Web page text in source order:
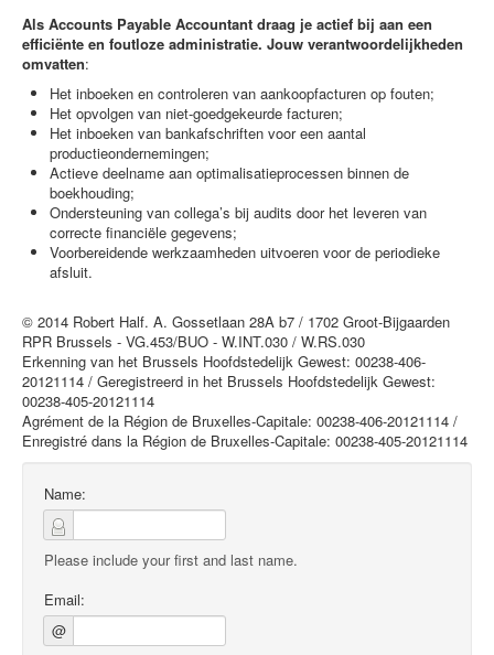
Als Accounts Payable Accountant draag je actief bij aan een
efficiënte en foutloze administratie. Jouw verantwoordelijkheden
omvatten:
Het inboeken en controleren van aankoopfacturen op fouten;
Het opvolgen van niet-goedgekeurde facturen;
Het inboeken van bankafschriften voor een aantal
productieondernemingen;
Actieve deelname aan optimalisatieprocessen binnen de
boekhouding;
Ondersteuning van collega’s bij audits door het leveren van
correcte financiële gegevens;
Voorbereidende werkzaamheden uitvoeren voor de periodieke
afsluit.
© 2014 Robert Half. A. Gossetlaan 28A b7 / 1702 Groot-Bijgaarden
RPR Brussels - VG.453/BUO - W.INT.030 / W.RS.030
Erkenning van het Brussels Hoofdstedelijk Gewest: 00238-406-
20121114 / Geregistreerd in het Brussels Hoofdstedelijk Gewest:
00238-405-20121114
Agrément de la Région de Bruxelles-Capitale: 00238-406-20121114 /
Enregistré dans la Région de Bruxelles-Capitale: 00238-405-20121114
Name:
Please include your first and last name.
Email:
@